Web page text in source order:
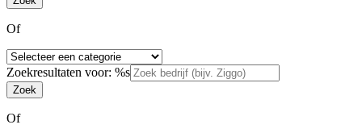
Of
Zoekresultaten voor: %s
Of